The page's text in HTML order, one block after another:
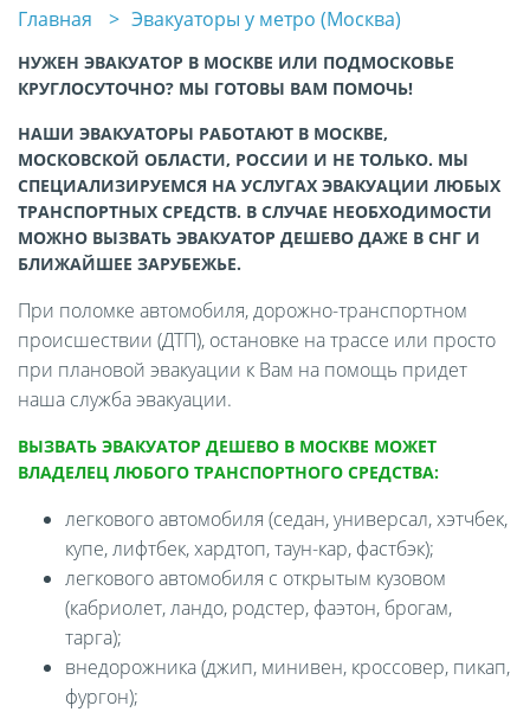
Главная Эвакуаторы у метро (Москва)
НУЖЕН ЭВАКУАТОР В МОСКВЕ ИЛИ ПОДМОСКОВЬЕ
КРУГЛОСУТОЧНО? МЫ ГОТОВЫ ВАМ ПОМОЧЬ!
НАШИ ЭВАКУАТОРЫ РАБОТАЮТ В МОСКВЕ,
МОСКОВСКОЙ ОБЛАСТИ, РОССИИ И НЕ ТОЛЬКО. МЫ
СПЕЦИАЛИЗИРУЕМСЯ НА УСЛУГАХ ЭВАКУАЦИИ ЛЮБЫХ
ТРАНСПОРТНЫХ СРЕДСТВ. В СЛУЧАЕ НЕОБХОДИМОСТИ
МОЖНО ВЫЗВАТЬ ЭВАКУАТОР ДЕШЕВО ДАЖЕ В СНГ И
БЛИЖАЙШЕЕ ЗАРУБЕЖЬЕ.
При поломке автомобиля, дорожно-транспортном
происшествии (ДТП), остановке на трассе или просто
при плановой эвакуации к Вам на помощь придет
наша служба эвакуации.
ВЫЗВАТЬ ЭВАКУАТОР ДЕШЕВО В МОСКВЕ МОЖЕТ
ВЛАДЕЛЕЦ ЛЮБОГО ТРАНСПОРТНОГО СРЕДСТВА:
легкового автомобиля (седан, универсал, хэтчбек,
купе, лифтбек, хардтоп, таун-кар, фастбэк);
легкового автомобиля с открытым кузовом
(кабриолет, ландо, родстер, фаэтон, брогам,
тарга);
внедорожника (джип, минивен, кроссовер, пикап,
фургон);